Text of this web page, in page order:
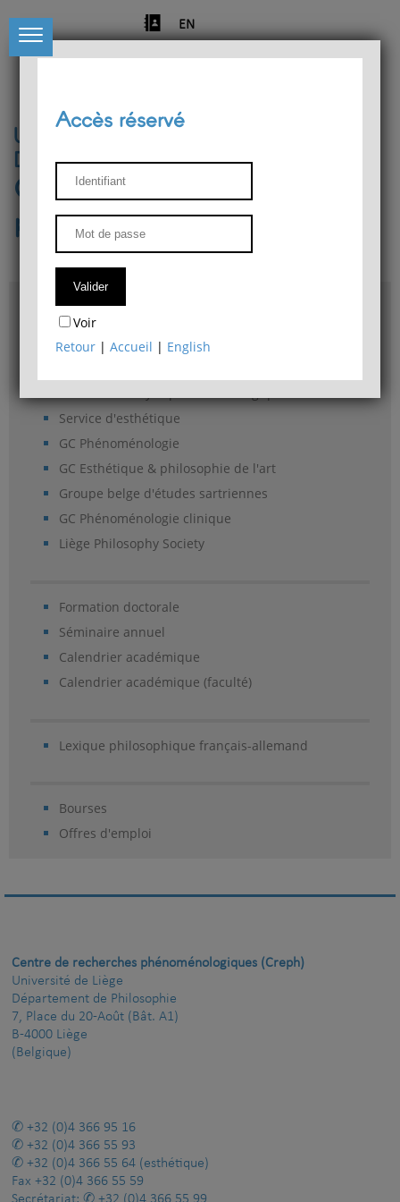
EN
Université de Liège
Département de philosophie
Centre de recherches
phénoménologiques
Accès & plans
Bibliothèque du Département de philosophie
Service d'esthétique
GC Phénoménologie
GC Esthétique & philosophie de l'art
Groupe belge d'études sartriennes
GC Phénoménologie clinique
Liège Philosophy Society
Formation doctorale
Séminaire annuel
Calendrier académique
Calendrier académique (faculté)
Lexique philosophique français-allemand
Bourses
Offres d'emploi
Accès réservé
Voir
Retour |Accueil | English
Centre de recherches phénoménologiques (Creph)
Université de Liège
Département de Philosophie
7, Place du 20-Août (Bât. A1)
B-4000 Liège
(Belgique)
+32 (0)4 366 95 16
+32 (0)4 366 55 93
+32 (0)4 366 55 64 (esthétique)
Fax +32 (0)4 366 55 59